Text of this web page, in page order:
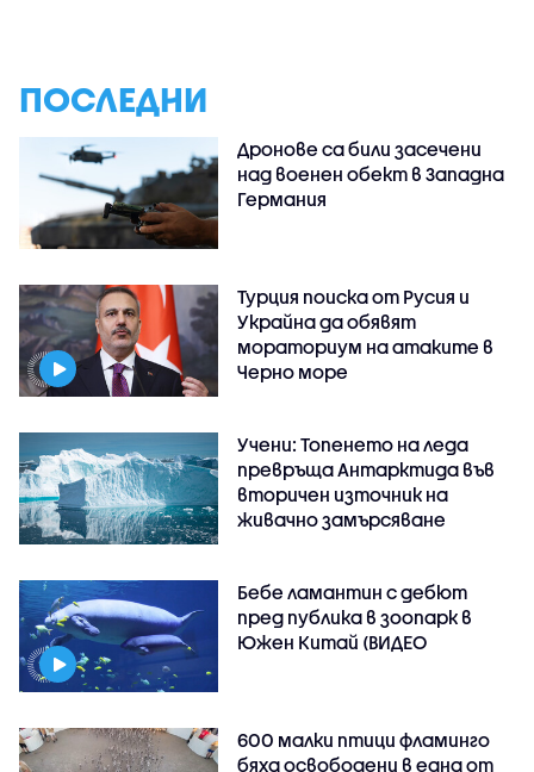
ПОСЛЕДНИ
Дронове са били засечени
над военен обект в Западна
Германия
Турция поиска от Русия и
Украйна да обявят
мораториум на атаките в
Черно море
Учени: Топенето на леда
превръща Антарктида във
вторичен източник на
живачно замърсяване
Бебе ламантин с дебют
пред публика в зоопарк в
Южен Китай (ВИДЕО
600 малки птици фламинго
бяха освободени в една от